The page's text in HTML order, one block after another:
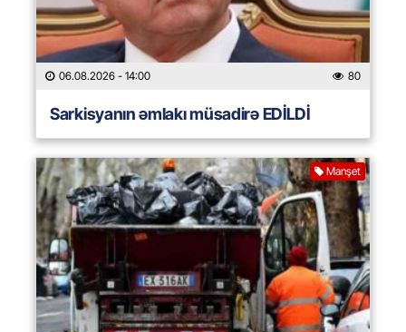
06.08.2026 - 14:00 80
Sarkisyanın əmlakı müsadirə EDİLDİ
Manşet